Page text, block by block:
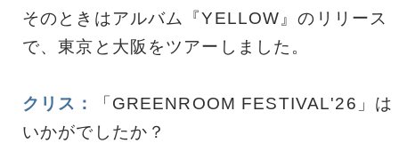
そのときはアルバム『YELLOW』のリリース
で、東京と大阪をツアーしました。
クリス：
「GREENROOM FESTIVAL'26」は
いかがでしたか？